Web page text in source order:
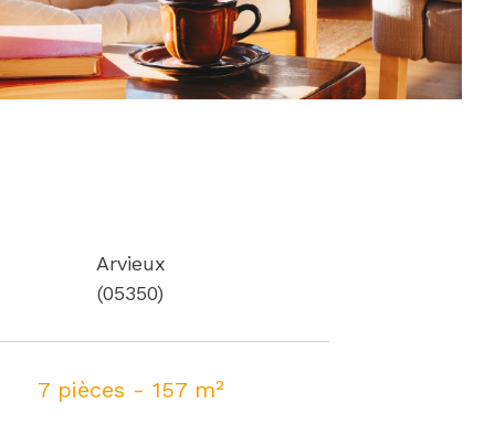
Arvieux
(05350)
7 pièces - 157 m²